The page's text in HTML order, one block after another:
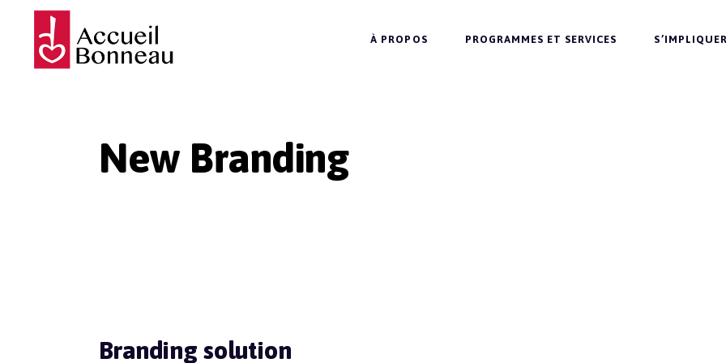
À PROPOS PROGRAMMES ET SERVICES S’IMPLIQUER
New Branding
Branding solution